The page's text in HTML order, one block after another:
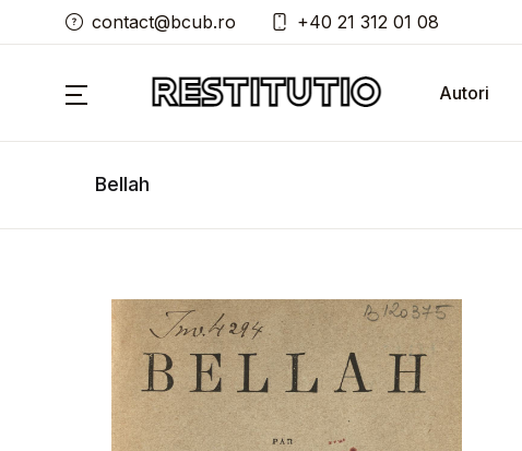
contact@bcub.ro +40 21 312 01 08
Autori
Bellah